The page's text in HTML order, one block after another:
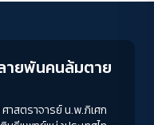
ายพันคนล้มตาย
าสตราจารย์ น.พ.ภิเศก